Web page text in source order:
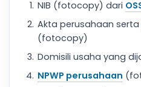
NIB (fotocopy) dari
Akta perusahaan serta
(fotocopy)
Domisili usaha yang
NPWP perusahaan